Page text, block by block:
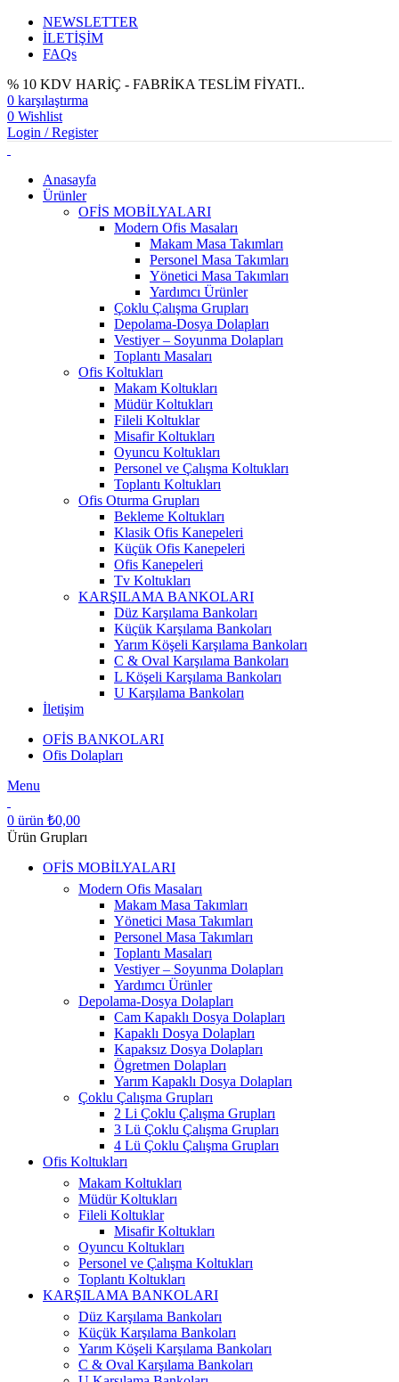
NEWSLETTER
İLETİŞİM
FAQs
% 10 KDV HARİÇ - FABRİKA TESLİM FİYATI..
0 karşılaştırma
0 Wishlist
Login / Register
Anasayfa
Ürünler
OFİS MOBİLYALARI
Modern Ofis Masaları
Makam Masa Takımları
Personel Masa Takımları
Yönetici Masa Takımları
Yardımcı Ürünler
Çoklu Çalışma Grupları
Depolama-Dosya Dolapları
Vestiyer – Soyunma Dolapları
Toplantı Masaları
Ofis Koltukları
Makam Koltukları
Müdür Koltukları
Fileli Koltuklar
Misafir Koltukları
Oyuncu Koltukları
Personel ve Çalışma Koltukları
Toplantı Koltukları
Ofis Oturma Grupları
Bekleme Koltukları
Klasik Ofis Kanepeleri
Küçük Ofis Kanepeleri
Ofis Kanepeleri
Tv Koltukları
KARŞILAMA BANKOLARI
Düz Karşılama Bankoları
Küçük Karşılama Bankoları
Yarım Köşeli Karşılama Bankoları
C & Oval Karşılama Bankoları
L Köşeli Karşılama Bankoları
U Karşılama Bankoları
İletişim
OFİS BANKOLARI
Ofis Dolapları
Menu
0 ürün ₺0,00
Ürün Grupları
OFİS MOBİLYALARI
Modern Ofis Masaları
Makam Masa Takımları
Yönetici Masa Takımları
Personel Masa Takımları
Toplantı Masaları
Vestiyer – Soyunma Dolapları
Yardımcı Ürünler
Depolama-Dosya Dolapları
Cam Kapaklı Dosya Dolapları
Kapaklı Dosya Dolapları
Kapaksız Dosya Dolapları
Ögretmen Dolapları
Yarım Kapaklı Dosya Dolapları
Çoklu Çalışma Grupları
2 Li Çoklu Çalışma Grupları
3 Lü Çoklu Çalışma Grupları
4 Lü Çoklu Çalışma Grupları
Ofis Koltukları
Makam Koltukları
Müdür Koltukları
Fileli Koltuklar
Misafir Koltukları
Oyuncu Koltukları
Personel ve Çalışma Koltukları
Toplantı Koltukları
KARŞILAMA BANKOLARI
Düz Karşılama Bankoları
Küçük Karşılama Bankoları
Yarım Köşeli Karşılama Bankoları
C & Oval Karşılama Bankoları